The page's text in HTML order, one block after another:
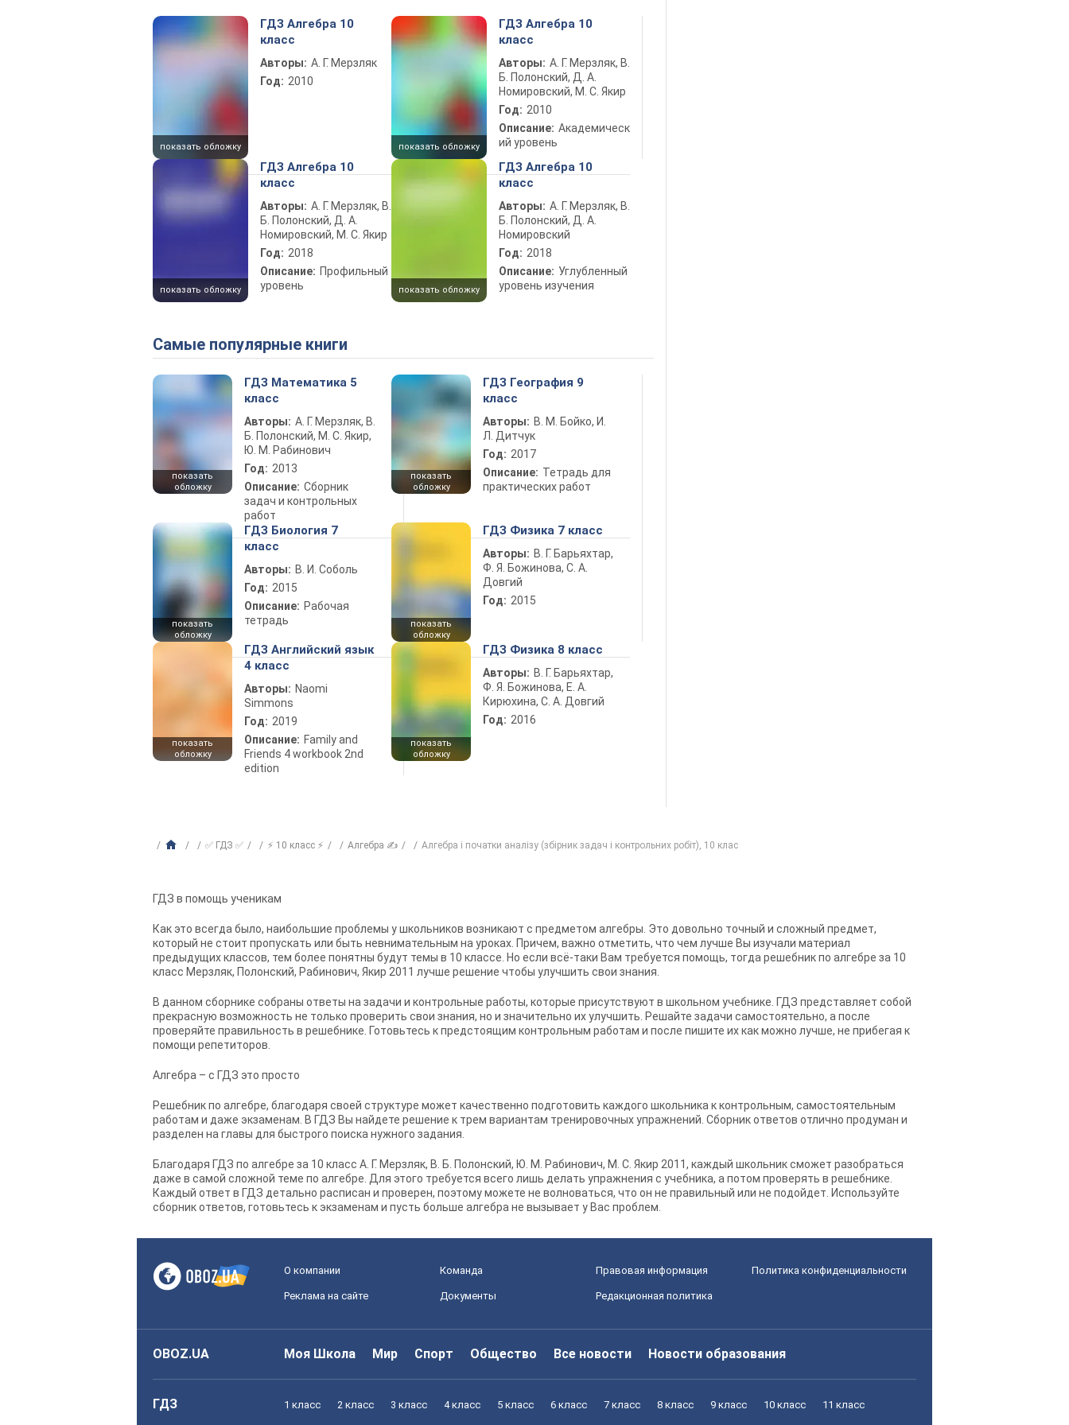
показать обложку
ГДЗ Алгебра 10
класс
Авторы: А. Г. Мерзляк
Год: 2010
показать обложку
ГДЗ Алгебра 10
класс
Авторы: А. Г. Мерзляк, В.
Б. Полонский, Д. А.
Номировский, М. С. Якир
Год: 2010
Описание: Академическ
ий уровень
показать обложку
ГДЗ Алгебра 10
класс
Авторы: А. Г. Мерзляк, В.
Б. Полонский, Д. А.
Номировский, М. С. Якир
Год: 2018
Описание: Профильный
уровень
показать обложку
ГДЗ Алгебра 10
класс
Авторы: А. Г. Мерзляк, В.
Б. Полонский, Д. А.
Номировский
Год: 2018
Описание: Углубленный
уровень изучения
Самые популярные книги
показать
обложку
ГДЗ Математика 5
класс
Авторы: А. Г. Мерзляк, В.
Б. Полонский, М. С. Якир,
Ю. М. Рабинович
Год: 2013
Описание: Сборник
задач и контрольных
работ
показать
обложку
ГДЗ География 9
класс
Авторы: В. М. Бойко, И.
Л. Дитчук
Год: 2017
Описание: Тетрадь для
практических работ
показать
обложку
ГДЗ Биология 7
класс
Авторы: В. И. Соболь
Год: 2015
Описание: Рабочая
тетрадь
показать
обложку
ГДЗ Физика 7 класс
Авторы: В. Г. Барьяхтар,
Ф. Я. Божинова, С. А.
Довгий
Год: 2015
показать
обложку
ГДЗ Английский язык
4 класс
Авторы: Naomi
Simmons
Год: 2019
Описание: Family and
Friends 4 workbook 2nd
edition
показать
обложку
ГДЗ Физика 8 класс
Авторы: В. Г. Барьяхтар,
Ф. Я. Божинова, Е. А.
Кирюхина, С. А. Довгий
Год: 2016
✅ ГДЗ ✅ ⚡ 10 класс ⚡ Алгебра ✍ Алгебра і початки аналізу (збірник задач і контрольних робіт), 10 клас
ГДЗ в помощь ученикам
Как это всегда было, наибольшие проблемы у школьников возникают с предметом алгебры. Это довольно точный и сложный предмет,
который не стоит пропускать или быть невнимательным на уроках. Причем, важно отметить, что чем лучше Вы изучали материал
предыдущих классов, тем более понятны будут темы в 10 классе. Но если всё-таки Вам требуется помощь, тогда решебник по алгебре за 10
класс Мерзляк, Полонский, Рабинович, Якир 2011 лучше решение чтобы улучшить свои знания.
В данном сборнике собраны ответы на задачи и контрольные работы, которые присутствуют в школьном учебнике. ГДЗ представляет собой
прекрасную возможность не только проверить свои знания, но и значительно их улучшить. Решайте задачи самостоятельно, а после
проверяйте правильность в решебнике. Готовьтесь к предстоящим контрольным работам и после пишите их как можно лучше, не прибегая к
помощи репетиторов.
Алгебра – с ГДЗ это просто
Решебник по алгебре, благодаря своей структуре может качественно подготовить каждого школьника к контрольным, самостоятельным
работам и даже экзаменам. В ГДЗ Вы найдете решение к трем вариантам тренировочных упражнений. Сборник ответов отлично продуман и
разделен на главы для быстрого поиска нужного задания.
Благодаря ГДЗ по алгебре за 10 класс А. Г. Мерзляк, В. Б. Полонский, Ю. М. Рабинович, М. С. Якир 2011, каждый школьник сможет разобраться
даже в самой сложной теме по алгебре. Для этого требуется всего лишь делать упражнения с учебника, а потом проверять в решебнике.
Каждый ответ в ГДЗ детально расписан и проверен, поэтому можете не волноваться, что он не правильный или не подойдет. Используйте
сборник ответов, готовьтесь к экзаменам и пусть больше алгебра не вызывает у Вас проблем.
О компании Команда Правовая информация Политика конфиденциальности
Реклама на сайте Документы Редакционная политика
OBOZ.UA Моя Школа Мир Спорт Общество Все новости Новости образования
ГДЗ 1 класс 2 класс 3 класс 4 класс 5 класс 6 класс 7 класс 8 класс 9 класс 10 класс 11 класс